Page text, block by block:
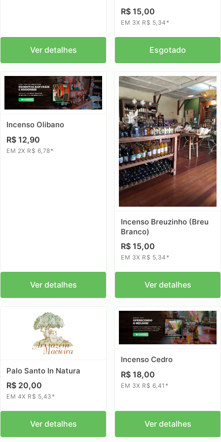
Ver detalhes
R$ 15,00
EM 3X R$ 5,34*
Esgotado
Incenso Olibano
R$ 12,90
EM 2X R$ 6,78*
Ver detalhes
Incenso Breuzinho (Breu
Branco)
R$ 15,00
EM 3X R$ 5,34*
Ver detalhes
Palo Santo In Natura
R$ 20,00
EM 4X R$ 5,43*
Ver detalhes
Incenso Cedro
R$ 18,00
EM 3X R$ 6,41*
Ver detalhes